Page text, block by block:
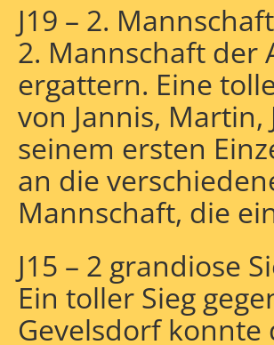
J19 – 2.
2. Mannschaft der
ergattern. Eine
von Jannis,
seinem ersten
an die
Mannschaft, die
J15 – 2 grandiose
Ein toller Sieg
Gevelsdorf konnte